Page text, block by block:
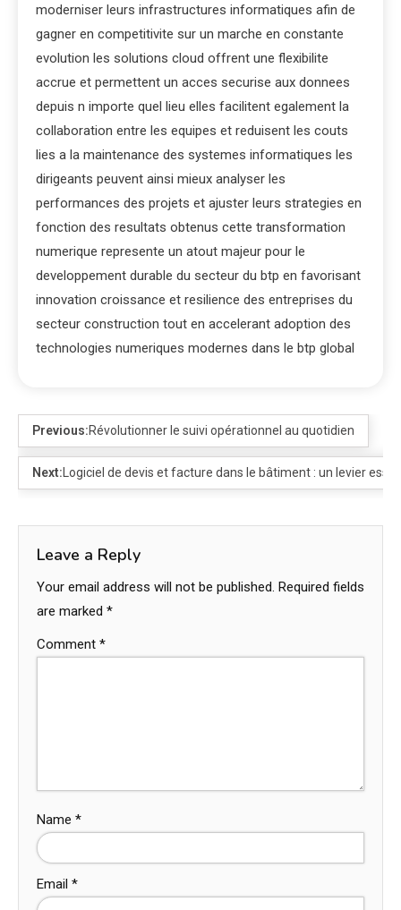
moderniser leurs infrastructures informatiques afin de
gagner en competitivite sur un marche en constante
evolution les solutions cloud offrent une flexibilite
accrue et permettent un acces securise aux donnees
depuis n importe quel lieu elles facilitent egalement la
collaboration entre les equipes et reduisent les couts
lies a la maintenance des systemes informatiques les
dirigeants peuvent ainsi mieux analyser les
performances des projets et ajuster leurs strategies en
fonction des resultats obtenus cette transformation
numerique represente un atout majeur pour le
developpement durable du secteur du btp en favorisant
innovation croissance et resilience des entreprises du
secteur construction tout en accelerant adoption des
technologies numeriques modernes dans le btp global
Previous:Révolutionner le suivi opérationnel au quotidien
Next: Logiciel de devis et facture dans le bâtiment : un levier
Leave a Reply
Your email address will not be published. Required fields
are marked *
Comment *
Name *
Email *